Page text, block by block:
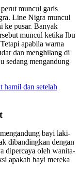
muncul garis
Line Nigra muncul
ke pusar. Banyak
muncul ketika Ibu
apabila warna
dan menghilang di
sedang mengandung
hamil dan setelah
bayi laki-
dibandingkan dengan
dipercaya oleh wanita-
apakah bayi mereka